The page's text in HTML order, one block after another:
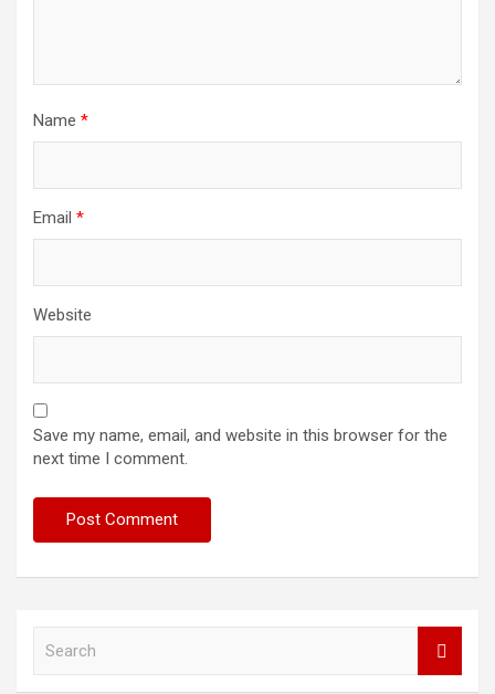
Name *
Email *
Website
Save my name, email, and website in this browser for the
next time I comment.